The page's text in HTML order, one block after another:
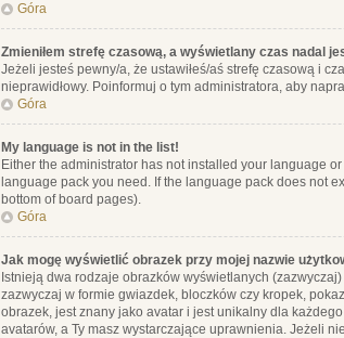
Góra
Zmieniłem strefę czasową, a wyświetlany czas nadal
Jeżeli jesteś pewny/a, że ustawiłeś/aś strefę czasową i
nieprawidłowy. Poinformuj o tym administratora, aby
Góra
My language is not in the list!
Either the administrator has not installed your language
language pack you need. If the language pack does not
bottom of board pages).
Góra
Jak mogę wyświetlić obrazek przy mojej nazwie
Istnieją dwa rodzaje obrazków wyświetlanych
zazwyczaj w formie gwiazdek, bloczków czy kropek,
obrazek, jest znany jako avatar i jest unikalny dla
avatarów, a Ty masz wystarczające uprawnienia. Jeżeli